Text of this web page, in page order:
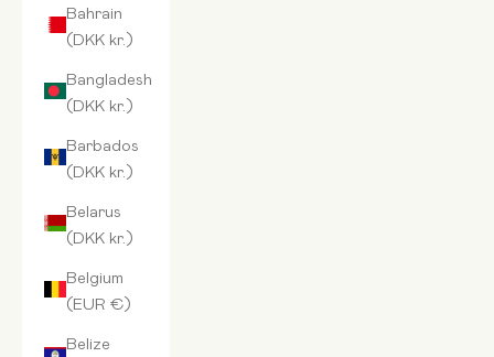
Bahrain
(DKK kr.)
Bangladesh
(DKK kr.)
Barbados
(DKK kr.)
Belarus
(DKK kr.)
Belgium
(EUR €)
Belize